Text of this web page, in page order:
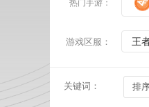
热门手游：
游戏区服： 王
关键词： 排